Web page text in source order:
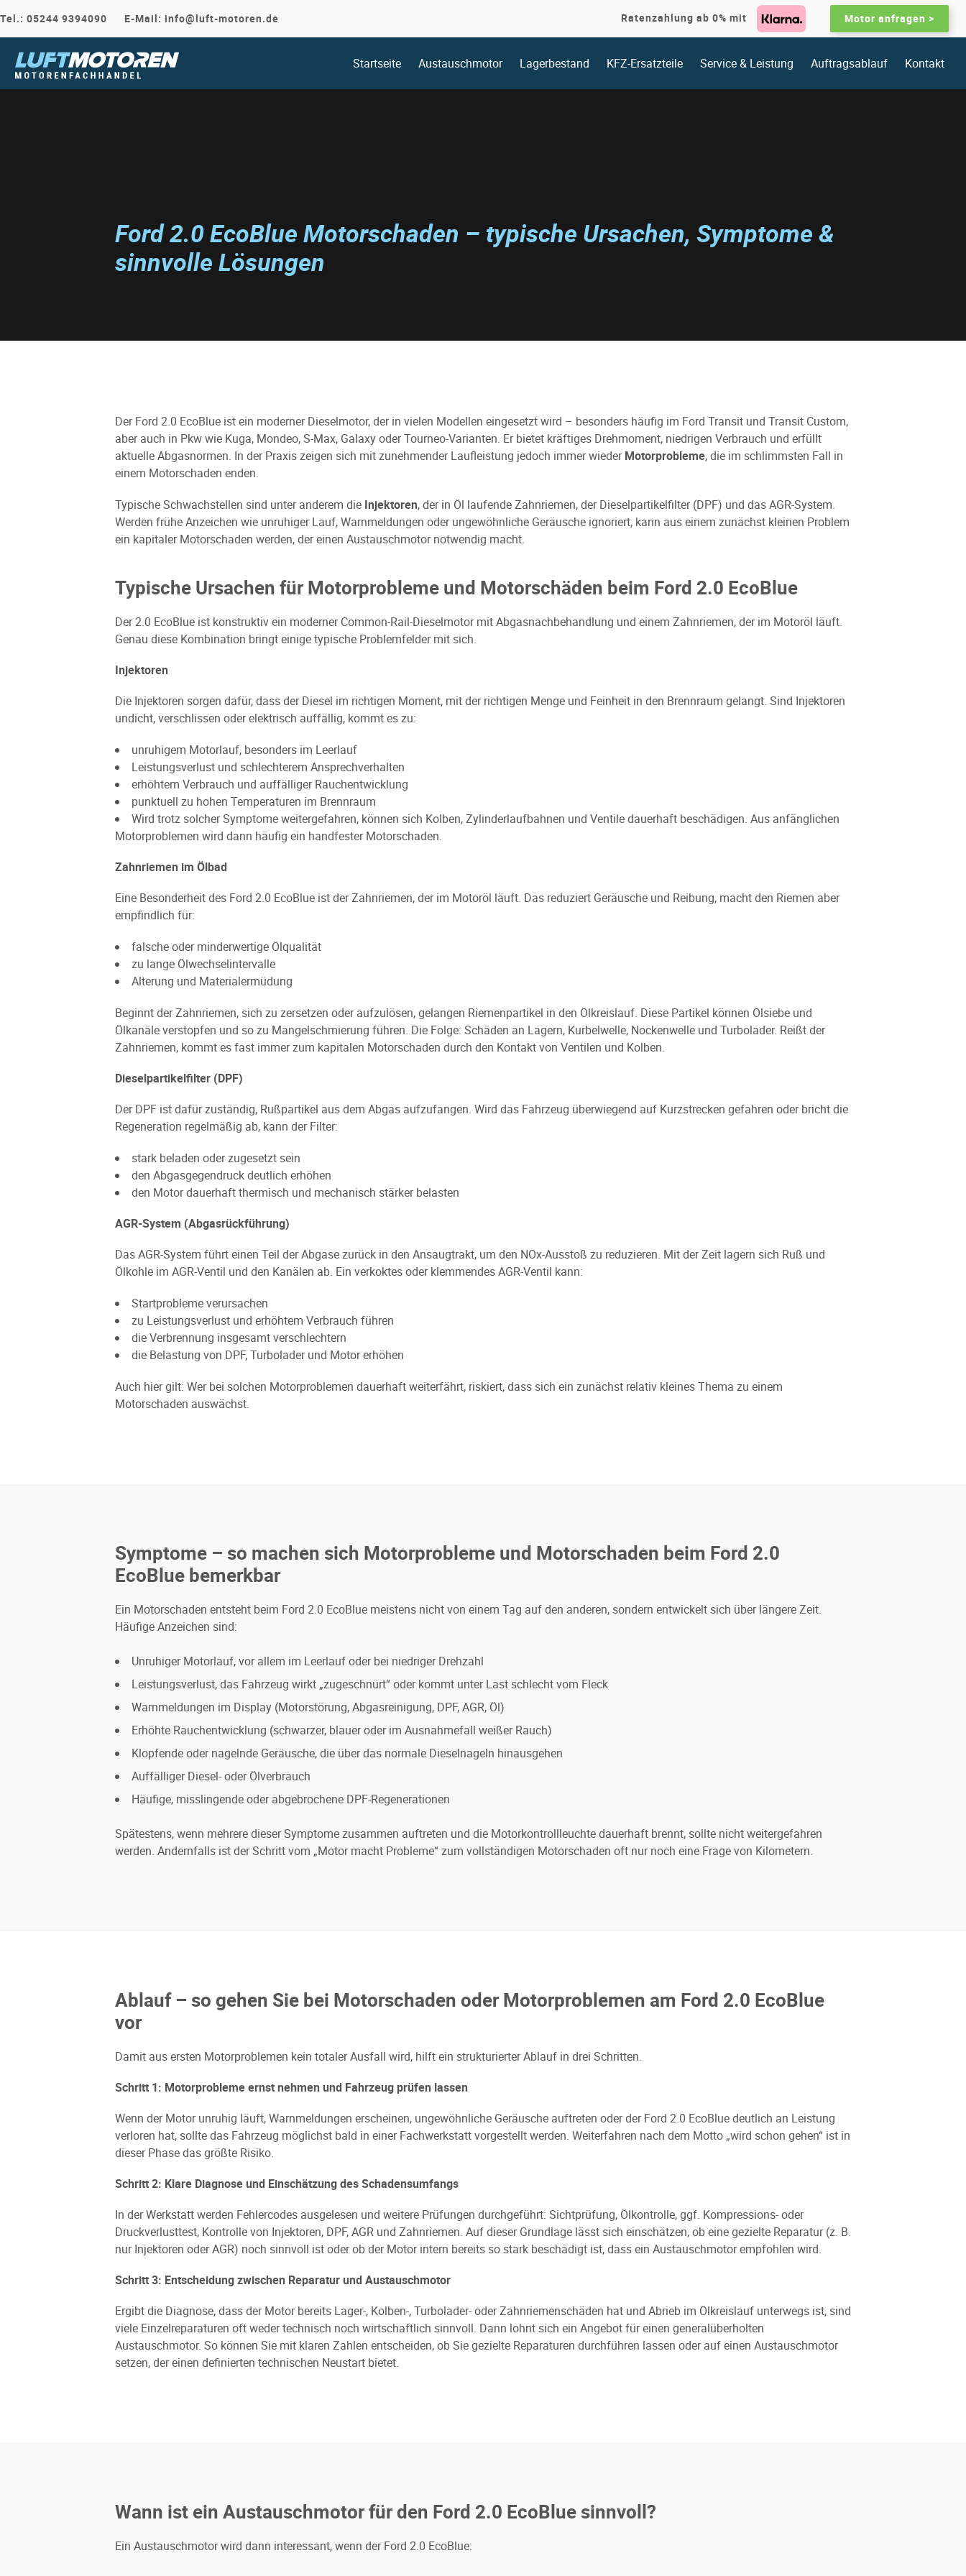
Tel.: 05244 9394090 E-Mail: info@luft-motoren.de Ratenzahlung ab 0% mit Motor anfragen >
Startseite Austauschmotor Lagerbestand KFZ-Ersatzteile Service & Leistung Auftragsablauf Kontakt
Ford 2.0 EcoBlue Motorschaden – typische Ursachen, Symptome &
sinnvolle Lösungen
Der Ford 2.0 EcoBlue ist ein moderner Dieselmotor, der in vielen Modellen eingesetzt wird – besonders häufig im Ford Transit und Transit Custom,
aber auch in Pkw wie Kuga, Mondeo, S-Max, Galaxy oder Tourneo-Varianten. Er bietet kräftiges Drehmoment, niedrigen Verbrauch und erfüllt
aktuelle Abgasnormen. In der Praxis zeigen sich mit zunehmender Laufleistung jedoch immer wiederMotorprobleme, die im schlimmsten Fall in
einem Motorschaden enden.
Typische Schwachstellen sind unter anderem die Injektoren, der in Öl laufende Zahnriemen, der Dieselpartikelfilter (DPF) und das AGR-System.
Werden frühe Anzeichen wie unruhiger Lauf, Warnmeldungen oder ungewöhnliche Geräusche ignoriert, kann aus einem zunächst kleinen Problem
ein kapitaler Motorschaden werden, der einen Austauschmotor notwendig macht.
Typische Ursachen für Motorprobleme und Motorschäden beim Ford 2.0 EcoBlue
Der 2.0 EcoBlue ist konstruktiv ein moderner Common-Rail-Dieselmotor mit Abgasnachbehandlung und einem Zahnriemen, der im Motoröl läuft.
Genau diese Kombination bringt einige typische Problemfelder mit sich.
Injektoren
Die Injektoren sorgen dafür, dass der Diesel im richtigen Moment, mit der richtigen Menge und Feinheit in den Brennraum gelangt. Sind Injektoren
undicht, verschlissen oder elektrisch auffällig, kommt es zu:
unruhigem Motorlauf, besonders im Leerlauf
Leistungsverlust und schlechterem Ansprechverhalten
erhöhtem Verbrauch und auffälliger Rauchentwicklung
punktuell zu hohen Temperaturen im Brennraum
Wird trotz solcher Symptome weitergefahren, können sich Kolben, Zylinderlaufbahnen und Ventile dauerhaft beschädigen. Aus anfänglichen
Motorproblemen wird dann häufig ein handfester Motorschaden.
Zahnriemen im Ölbad
Eine Besonderheit des Ford 2.0 EcoBlue ist der Zahnriemen, der im Motoröl läuft. Das reduziert Geräusche und Reibung, macht den Riemen aber
empfindlich für:
falsche oder minderwertige Ölqualität
zu lange Ölwechselintervalle
Alterung und Materialermüdung
Beginnt der Zahnriemen, sich zu zersetzen oder aufzulösen, gelangen Riemenpartikel in den Ölkreislauf. Diese Partikel können Ölsiebe und
Ölkanäle verstopfen und so zu Mangelschmierung führen. Die Folge: Schäden an Lagern, Kurbelwelle, Nockenwelle und Turbolader. Reißt der
Zahnriemen, kommt es fast immer zum kapitalen Motorschaden durch den Kontakt von Ventilen und Kolben.
Dieselpartikelfilter (DPF)
Der DPF ist dafür zuständig, Rußpartikel aus dem Abgas aufzufangen. Wird das Fahrzeug überwiegend auf Kurzstrecken gefahren oder bricht die
Regeneration regelmäßig ab, kann der Filter:
stark beladen oder zugesetzt sein
den Abgasgegendruck deutlich erhöhen
den Motor dauerhaft thermisch und mechanisch stärker belasten
AGR-System (Abgasrückführung)
Das AGR-System führt einen Teil der Abgase zurück in den Ansaugtrakt, um den NOx-Ausstoß zu reduzieren. Mit der Zeit lagern sich Ruß und
Ölkohle im AGR-Ventil und den Kanälen ab. Ein verkoktes oder klemmendes AGR-Ventil kann:
Startprobleme verursachen
zu Leistungsverlust und erhöhtem Verbrauch führen
die Verbrennung insgesamt verschlechtern
die Belastung von DPF, Turbolader und Motor erhöhen
Auch hier gilt: Wer bei solchen Motorproblemen dauerhaft weiterfährt, riskiert, dass sich ein zunächst relativ kleines Thema zu einem
Motorschaden auswächst.
Symptome – so machen sich Motorprobleme und Motorschaden beim Ford 2.0
EcoBlue bemerkbar
Ein Motorschaden entsteht beim Ford 2.0 EcoBlue meistens nicht von einem Tag auf den anderen, sondern entwickelt sich über längere Zeit.
Häufige Anzeichen sind:
Unruhiger Motorlauf, vor allem im Leerlauf oder bei niedriger Drehzahl
Leistungsverlust, das Fahrzeug wirkt „zugeschnürt“ oder kommt unter Last schlecht vom Fleck
Warnmeldungen im Display (Motorstörung, Abgasreinigung, DPF, AGR, Öl)
Erhöhte Rauchentwicklung (schwarzer, blauer oder im Ausnahmefall weißer Rauch)
Klopfende oder nagelnde Geräusche, die über das normale Dieselnageln hinausgehen
Auffälliger Diesel- oder Ölverbrauch
Häufige, misslingende oder abgebrochene DPF-Regenerationen
Spätestens, wenn mehrere dieser Symptome zusammen auftreten und die Motorkontrollleuchte dauerhaft brennt, sollte nicht weitergefahren
werden. Andernfalls ist der Schritt vom „Motor macht Probleme“ zum vollständigen Motorschaden oft nur noch eine Frage von Kilometern.
Ablauf – so gehen Sie bei Motorschaden oder Motorproblemen am Ford 2.0 EcoBlue
vor
Damit aus ersten Motorproblemen kein totaler Ausfall wird, hilft ein strukturierter Ablauf in drei Schritten.
Schritt 1: Motorprobleme ernst nehmen und Fahrzeug prüfen lassen
Wenn der Motor unruhig läuft, Warnmeldungen erscheinen, ungewöhnliche Geräusche auftreten oder der Ford 2.0 EcoBlue deutlich an Leistung
verloren hat, sollte das Fahrzeug möglichst bald in einer Fachwerkstatt vorgestellt werden. Weiterfahren nach dem Motto „wird schon gehen“ ist in
dieser Phase das größte Risiko.
Schritt 2: Klare Diagnose und Einschätzung des Schadensumfangs
In der Werkstatt werden Fehlercodes ausgelesen und weitere Prüfungen durchgeführt: Sichtprüfung, Ölkontrolle, ggf. Kompressions- oder
Druckverlusttest, Kontrolle von Injektoren, DPF, AGR und Zahnriemen. Auf dieser Grundlage lässt sich einschätzen, ob eine gezielte Reparatur (z. B.
nur Injektoren oder AGR) noch sinnvoll ist oder ob der Motor intern bereits so stark beschädigt ist, dass ein Austauschmotor empfohlen wird.
Schritt 3: Entscheidung zwischen Reparatur und Austauschmotor
Ergibt die Diagnose, dass der Motor bereits Lager-, Kolben-, Turbolader- oder Zahnriemenschäden hat und Abrieb im Ölkreislauf unterwegs ist, sind
viele Einzelreparaturen oft weder technisch noch wirtschaftlich sinnvoll. Dann lohnt sich ein Angebot für einen generalüberholten
Austauschmotor. So können Sie mit klaren Zahlen entscheiden, ob Sie gezielte Reparaturen durchführen lassen oder auf einen Austauschmotor
setzen, der einen definierten technischen Neustart bietet.
Wann ist ein Austauschmotor für den Ford 2.0 EcoBlue sinnvoll?
Ein Austauschmotor wird dann interessant, wenn der Ford 2.0 EcoBlue: